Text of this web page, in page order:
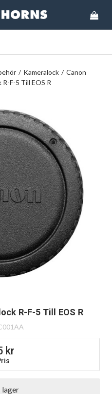
/ Kameralock / Canon
F-5 Till EOS R
R-F-5 Till EOS R
lager